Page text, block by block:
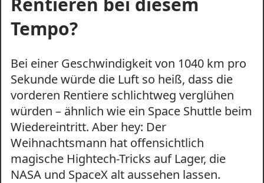
Tempo?
Bei einer Geschwindigkeit von 1040 km pro
Sekunde würde die Luft so heiß, dass die
vorderen Rentiere schlichtweg verglühen
würden – ähnlich wie ein Space Shuttle beim
Wiedereintritt. Aber hey: Der
Weihnachtsmann hat offensichtlich
magische Hightech-Tricks auf Lager, die
NASA und SpaceX alt aussehen lassen.